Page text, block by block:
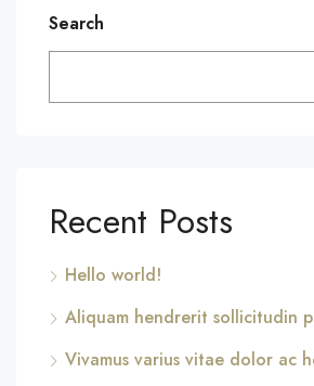
Search
Recent Posts
Hello world!
Aliquam hendrerit sollicitudin
Vivamus varius vitae dolor ac